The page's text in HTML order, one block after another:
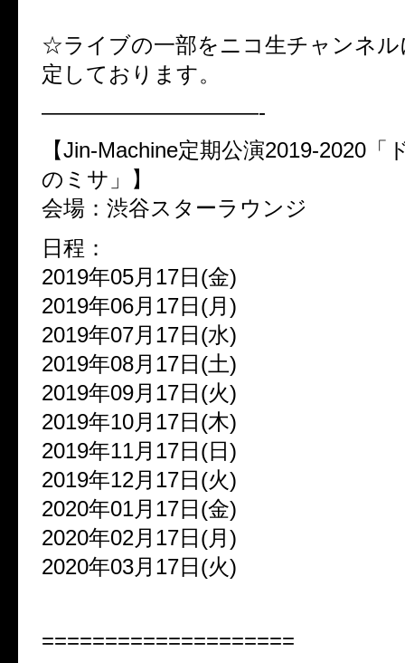
☆ライブの一部をニコ生チャンネル
定しております。
——————————-
【Jin-Machine定期公演2019-2020「
のミサ」】
会場：渋谷スターラウンジ
日程：
2019年05月17日(金)
2019年06月17日(月)
2019年07月17日(水)
2019年08月17日(土)
2019年09月17日(火)
2019年10月17日(木)
2019年11月17日(日)
2019年12月17日(火)
2020年01月17日(金)
2020年02月17日(月)
2020年03月17日(火)
====================